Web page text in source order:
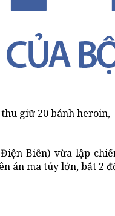
giữ 20 bánh heroin,
Biên) vừa lập
án ma túy lớn, bắt 2